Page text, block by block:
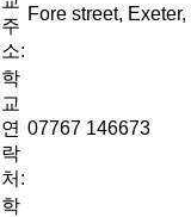
주
소:
Fore street,
학
교
연
락
처:
07767 146673
학